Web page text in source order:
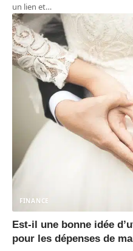
un lien et…
FINANCE
Est-il une bonne idée
pour les dépenses de